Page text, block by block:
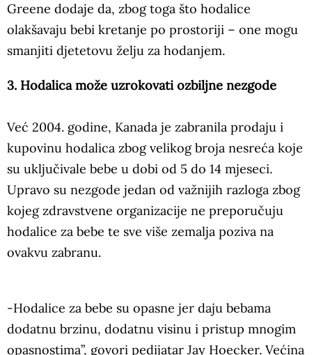
Greene dodaje da, zbog toga što hodalice
olakšavaju bebi kretanje po prostoriji – one mogu
smanjiti djetetovu želju za hodanjem.
3. Hodalica može uzrokovati ozbiljne nezgode
Već 2004. godine, Kanada je zabranila prodaju i
kupovinu hodalica zbog velikog broja nesreća koje
su uključivale bebe u dobi od 5 do 14 mjeseci.
Upravo su nezgode jedan od važnijih razloga zbog
kojeg zdravstvene organizacije ne preporučuju
hodalice za bebe te sve više zemalja poziva na
ovakvu zabranu.
-Hodalice za bebe su opasne jer daju bebama
dodatnu brzinu, dodatnu visinu i pristup mnogim
opasnostima”, govori pedijatar Jay Hoecker. Većina